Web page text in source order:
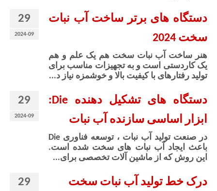
29
2024-09
دستگاه های برتر ساخت آب نبات
سخت 2024
هنر ساخت آب نبات سخت هم یک علم و هم
یک کاردستی است و به تجهیزات مناسب برای
تولید رفتارهای با کیفیت بالا و خوشمزه نیاز د...
29
2024-09
دستگاه های تشکیل دهنده Die:
ابزار اساسی سازنده آب نبات
در صنعت تولید آب نبات ، توسعه فناوری Die
باعث ایجاد آب نبات های سخت شده است.
این روش که از ماشین آلات تخصصی برای...
29 درک خط تولید آب نبات سخت